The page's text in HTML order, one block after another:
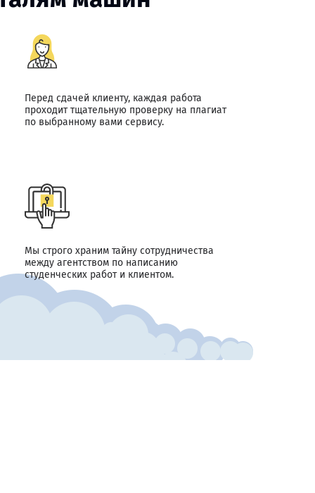
Перед сдачей клиенту, каждая работа
проходит тщательную проверку на плагиат
по выбранному вами сервису.
Мы строго храним тайну сотрудничества
между агентством по написанию
студенческих работ и клиентом.